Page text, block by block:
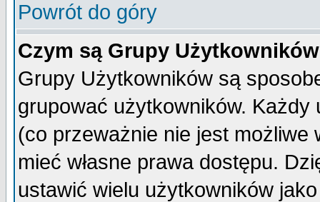
Powrót do góry
Czym są Grupy
Grupy Użytkowników są
grupować użytkowników.
(co przeważnie nie jest
mieć własne prawa dostępu.
ustawić wielu użytkowników